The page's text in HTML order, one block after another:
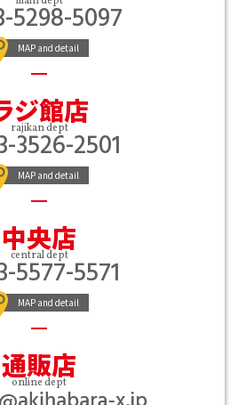
5298-5097
MAP and detail
ジ館店
rajikan dept
3526-2501
MAP and detail
中央店
central dept
5577-5571
MAP and detail
通販店
online dept